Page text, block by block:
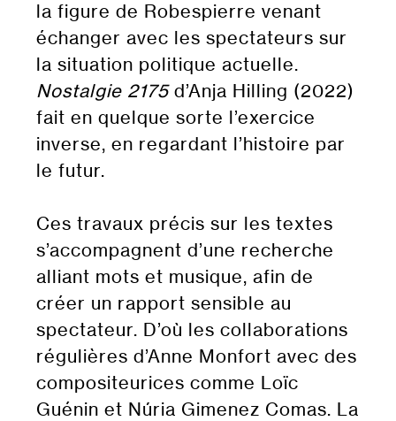
la figure de Robespierre venant
échanger avec les spectateurs sur
la situation politique actuelle.
Nostalgie 2175d’Anja Hilling (2022)
fait en quelque sorte l’exercice
inverse, en regardant l’histoire par
le futur.
Ces travaux précis sur les textes
s’accompagnent d’une recherche
alliant mots et musique, afin de
créer un rapport sensible au
spectateur. D’où les collaborations
régulières d’Anne Monfort avec des
compositeurices comme Loïc
Guénin et Núria Gimenez Comas. La